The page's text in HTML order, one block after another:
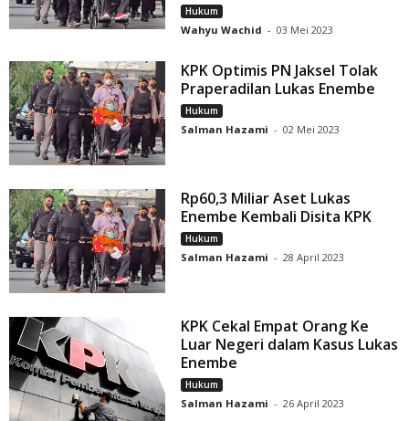
Hukum
Wahyu Wachid - 03 Mei 2023
KPK Optimis PN Jaksel Tolak
Praperadilan Lukas Enembe
Hukum
Salman Hazami - 02 Mei 2023
Rp60,3 Miliar Aset Lukas
Enembe Kembali Disita KPK
Hukum
Salman Hazami - 28 April 2023
KPK Cekal Empat Orang Ke
Luar Negeri dalam Kasus Lukas
Enembe
Hukum
Salman Hazami - 26 April 2023